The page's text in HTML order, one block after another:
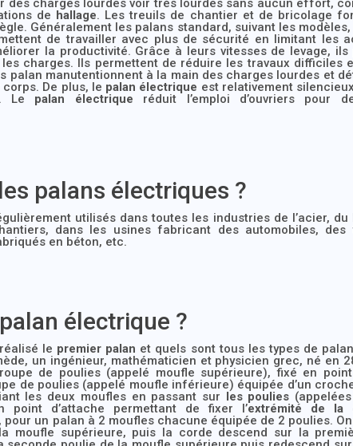
des charges lourdes voir très lourdes sans aucun effort,
de hallage. Les treuils de chantier et de bricolage
Généralement les palans standard, suivant les
de travailler avec plus de sécurité en limitant les
la productivité. Grâce à leurs vitesses de levage,
charges. Ils permettent de réduire les travaux difficiles
palan manutentionnent à la main des charges lourdes et
De plus, le palan électrique est relativement
Le palan électrique réduit l’emploi d’ouvriers pour
palans électriques ?
utilisés dans toutes les industries de l’acier,
dans les usines fabricant des automobiles, des
en béton, etc.
électrique ?
le premier palan et quels sont tous les types de
un ingénieur, mathématicien et physicien grec, né en
de poulies (appelé moufle supérieure), fixé en
de poulies (appelé moufle inférieure) équipée d’un
les deux moufles en passant sur les poulies
point d’attache permettant de fixer l’extrémité de la
un palan à 2 moufles chacune équipée de 2 poulies.
moufle supérieure, puis la corde descend sur la